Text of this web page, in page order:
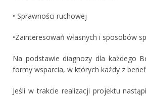
• Sprawności ruchowej
•Zainteresowań własnych i sposobów
Na podstawie diagnozy dla każdego
formy wsparcia, w których każdy z
Jeśli w trakcie realizacji projektu